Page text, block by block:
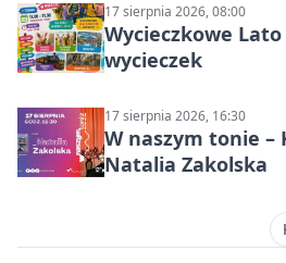
17 sierpnia 2026, 08:00
Wycieczkowe
wycieczek
17 sierpnia 2026, 16:30
W naszym tonie –
Natalia Zakolska